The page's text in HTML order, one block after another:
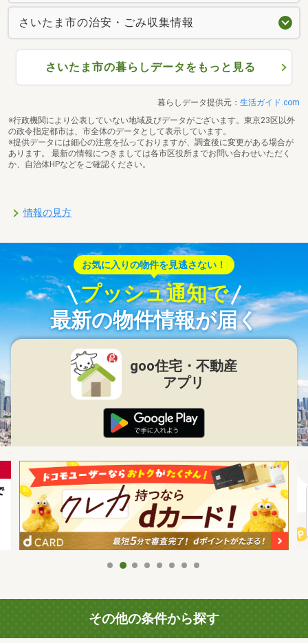
さいたま市の治安・ごみ収集情報
さいたま市の暮らしデータをもっと見る
暮らしデータ提供元： 生活ガイド.com
※行政機関により公表していない地域及びデータがございます。東京23区以外
の政令指定都市は、市全体のデータとして表示しています。
※提供データには細心の注意を払っておりますが、調査後に変更がある場合が
あります。 最新の情報につきましては各市区役所までお問い合わせいただく
か、自治体HPなどをご確認ください。
情報の見方
お気に入りの物件を見逃さない！
プッシュ通知で
最新の物件情報が届く
goo住宅・不動産
アプリ
その他の条件から探す